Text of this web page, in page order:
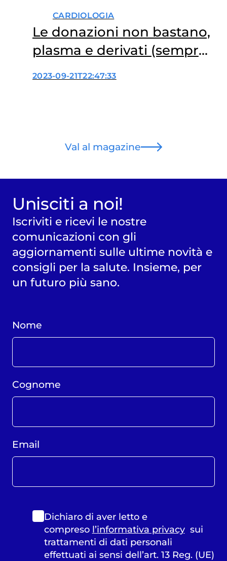
CARDIOLOGIA
Le donazioni non bastano,
plasma e derivati (sempre
più cari) si acquistano
2023-09-21T22:47:33
Val al magazine
Unisciti a noi!
Iscriviti e ricevi le nostre
comunicazioni con gli
aggiornamenti sulle ultime novità e
consigli per la salute. Insieme, per
un futuro più sano.
Nome
Cognome
Email
Dichiaro di aver letto e
compreso l’informativa privacysui
trattamenti di dati personali
effettuati ai sensi dell’art. 13 Reg. (UE)